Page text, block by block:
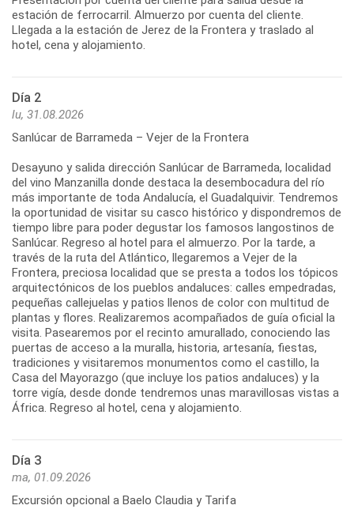
estación de ferrocarril. Almuerzo por cuenta del cliente.
Llegada a la estación de Jerez de la Frontera y traslado al
Día 2
lu, 31.08.2026
Sanlúcar de Barrameda – Vejer de la Frontera
Desayuno y salida dirección Sanlúcar de Barrameda, localidad
del vino Manzanilla donde destaca la desembocadura del río
más importante de toda Andalucía, el Guadalquivir. Tendremos
la oportunidad de visitar su casco histórico y dispondremos de
tiempo libre para poder degustar los famosos langostinos de
Sanlúcar. Regreso al hotel para el almuerzo. Por la tarde, a
través de la ruta del Atlántico, llegaremos a Vejer de la
Frontera, preciosa localidad que se presta a todos los tópicos
arquitectónicos de los pueblos andaluces: calles empedradas,
pequeñas callejuelas y patios llenos de color con multitud de
plantas y flores. Realizaremos acompañados de guía oficial la
visita. Pasearemos por el recinto amurallado, conociendo las
puertas de acceso a la muralla, historia, artesanía, fiestas,
tradiciones y visitaremos monumentos como el castillo, la
Casa del Mayorazgo (que incluye los patios andaluces) y la
torre vigía, desde donde tendremos unas maravillosas vistas a
Día 3
ma, 01.09.2026
Excursión opcional a Baelo Claudia y Tarifa